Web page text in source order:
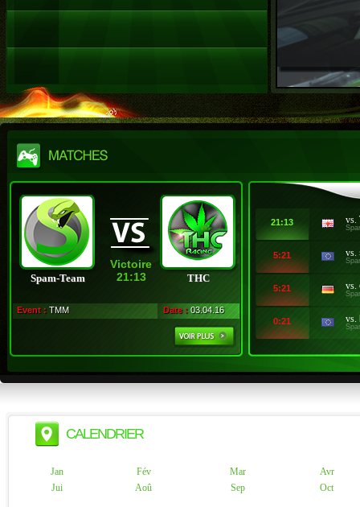
Spam-Team
Victoire
21:13
THC
Event : TMM Date : 03.04.16
21:13 vs.
5:21 vs.
5:21 vs.
0:21 vs.
CALENDRIER
Jan Fév Mar
Avr
Jui
Aoû Sep Oct